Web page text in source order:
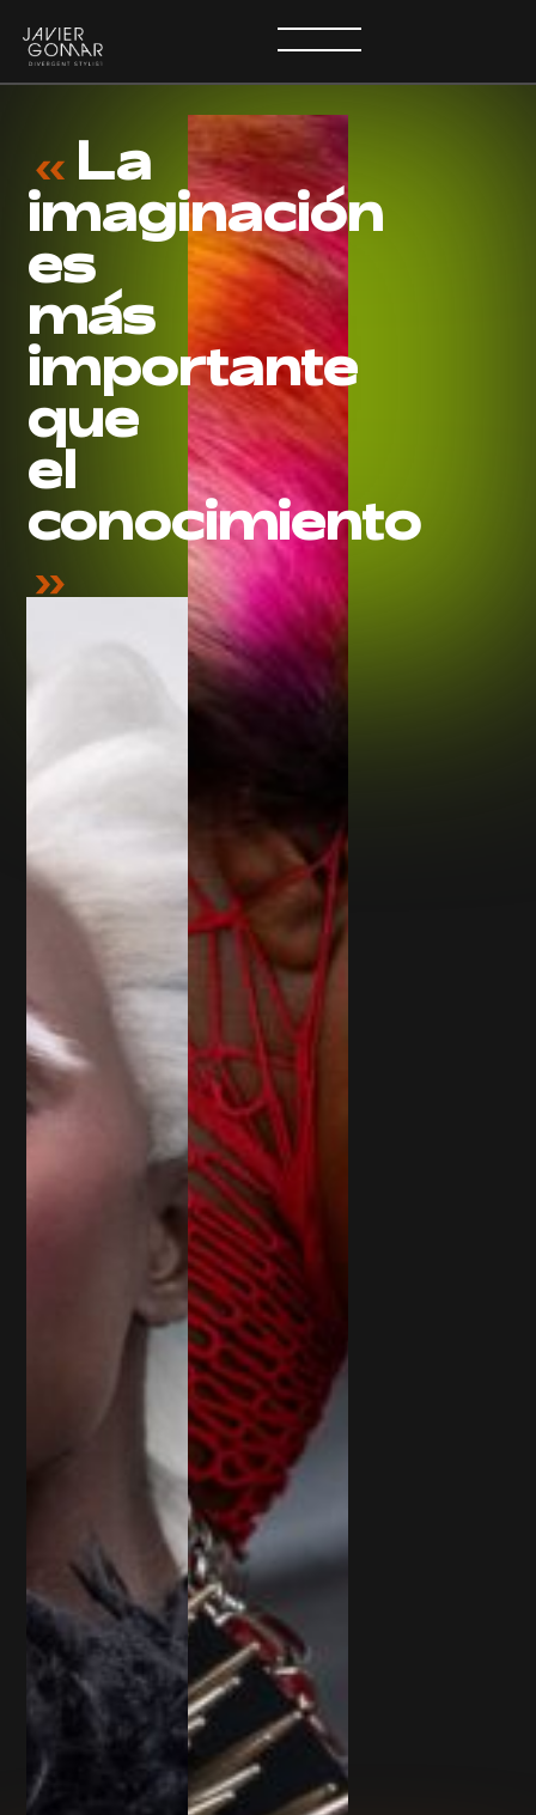
La
imaginación
es
más
importante
que
el
conocimiento